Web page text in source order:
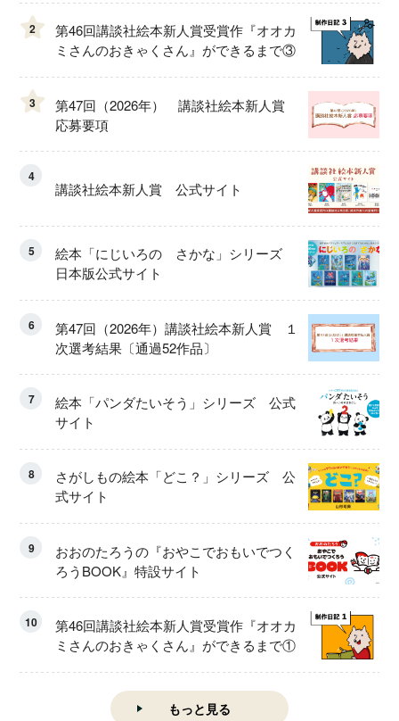
2
第46回講談社絵本新人賞受賞作『オオカ
ミさんのおきゃくさん』ができるまで③
3
第47回（2026年） 講談社絵本新人賞
応募要項
4
講談社絵本新人賞 公式サイト
5
絵本「にじいろの さかな」シリーズ
日本版公式サイト
6
第47回（2026年）講談社絵本新人賞 １
次選考結果〔通過52作品〕
7
絵本「パンダたいそう」シリーズ 公式
サイト
8
さがしもの絵本「どこ？」シリーズ 公
式サイト
9
おおのたろうの『おやこでおもいでつく
ろうBOOK』特設サイト
10
第46回講談社絵本新人賞受賞作『オオカ
ミさんのおきゃくさん』ができるまで①
もっと見る